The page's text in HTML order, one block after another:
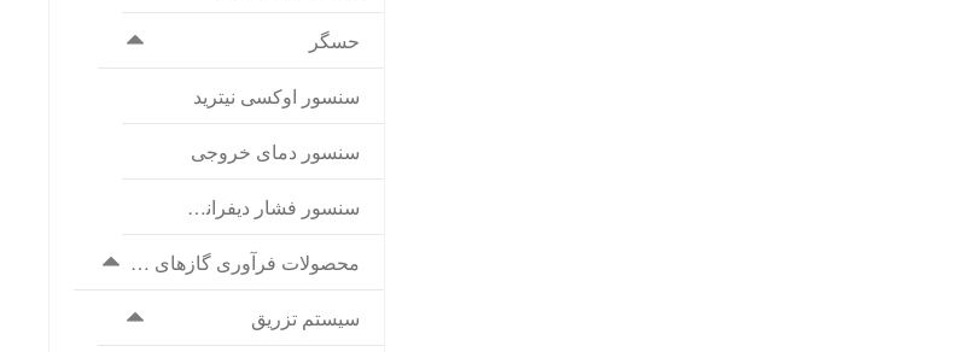
حسگر
سنسور اوکسی نیترید
سنسور دمای خروجی
سنسور فشار دیفرانسیل
محصولات فرآوری گازهای خروجی د
سیستم تزریق